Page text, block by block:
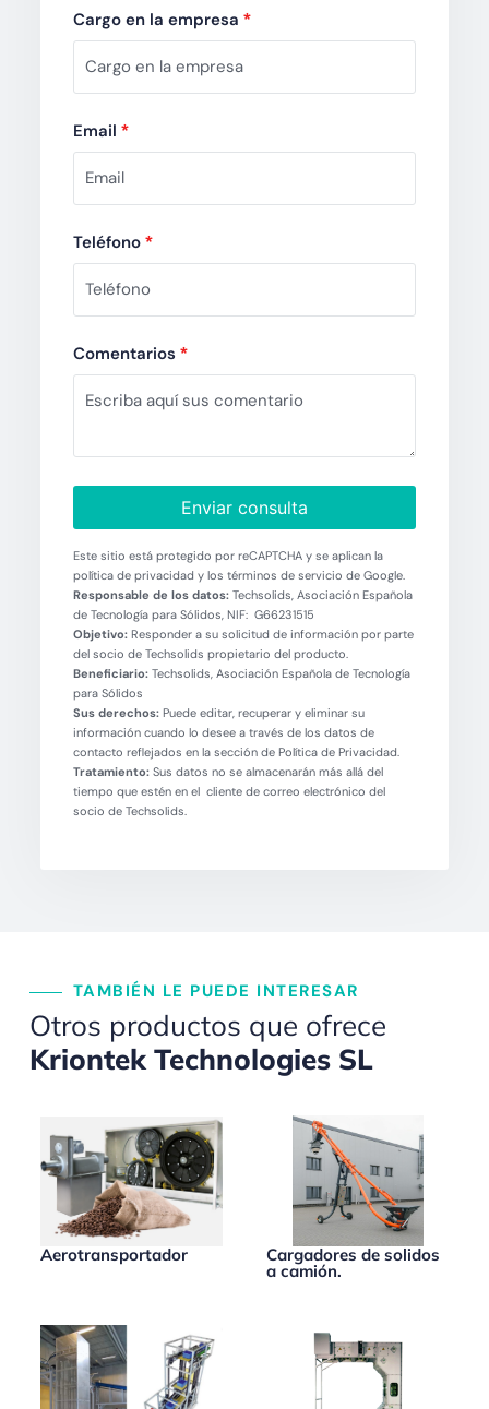
Cargo en la empresa *
Email *
Teléfono *
Comentarios *
Enviar consulta
Este sitio está protegido por reCAPTCHA y se aplican la
política de privacidad y los términos de servicio de Google.
Responsable de los datos:Techsolids, Asociación Española
de Tecnología para Sólidos, NIF: G66231515
Objetivo:Responder a su solicitud de información por parte
del socio de Techsolids propietario del producto.
Beneficiario:Techsolids, Asociación Española de Tecnología
para Sólidos
Sus derechos:Puede editar, recuperar y eliminar su
información cuando lo desee a través de los datos de
contacto reflejados en la sección de Política de Privacidad.
Tratamiento:Sus datos no se almacenarán más allá del
tiempo que estén en el cliente de correo electrónico del
socio de Techsolids.
TAMBIÉN LE PUEDE INTERESAR
Otros productos que ofrece
Kriontek Technologies SL
Aerotransportador Cargadores de solidos
a camión.